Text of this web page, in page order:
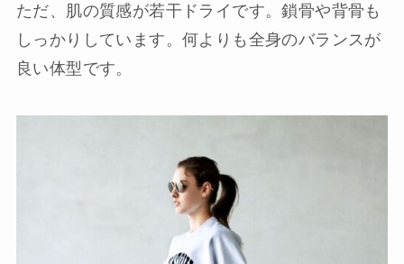
ただ、肌の質感が若干ドライです。鎖骨や背骨も
しっかりしています。何よりも全身のバランスが
良い体型です。